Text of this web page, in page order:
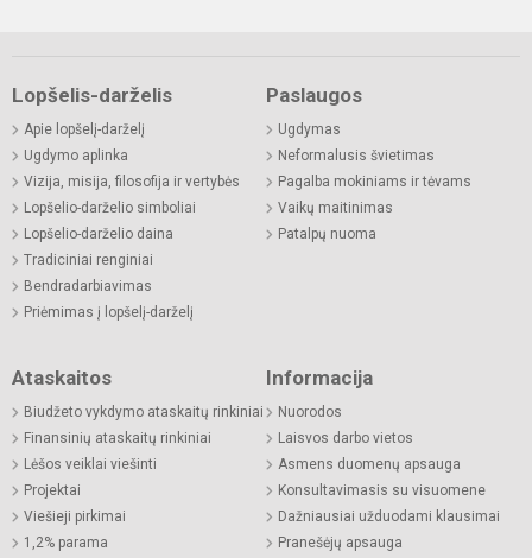
Lopšelis-darželis
Apie lopšelį-darželį
Ugdymo aplinka
Vizija, misija, filosofija ir vertybės
Lopšelio-darželio simboliai
Lopšelio-darželio daina
Tradiciniai renginiai
Bendradarbiavimas
Priėmimas į lopšelį-darželį
Paslaugos
Ugdymas
Neformalusis švietimas
Pagalba mokiniams ir tėvams
Vaikų maitinimas
Patalpų nuoma
Ataskaitos
Biudžeto vykdymo ataskaitų rinkiniai
Finansinių ataskaitų rinkiniai
Lėšos veiklai viešinti
Projektai
Viešieji pirkimai
1,2% parama
Informacija
Nuorodos
Laisvos darbo vietos
Asmens duomenų apsauga
Konsultavimasis su visuomene
Dažniausiai užduodami klausimai
Pranešėjų apsauga